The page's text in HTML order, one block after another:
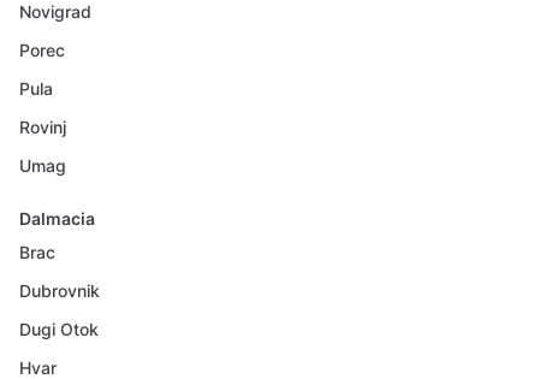
Novigrad
Porec
Pula
Rovinj
Umag
Dalmacia
Brac
Dubrovnik
Dugi Otok
Hvar